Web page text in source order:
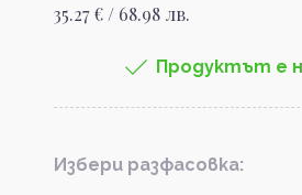
35.27 € / 68.98 лв.
Продуктът е
Избери разфасовка: